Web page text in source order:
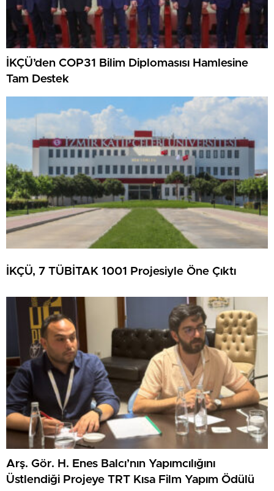
İKÇÜ’den COP31 Bilim Diplomasısı Hamlesine
Tam Destek
İKÇÜ, 7 TÜBİTAK 1001 Projesiyle Öne Çıktı
Arş. Gör. H. Enes Balcı’nın Yapımcılığını
Üstlendiği Projeye TRT Kısa Film Yapım Ödülü